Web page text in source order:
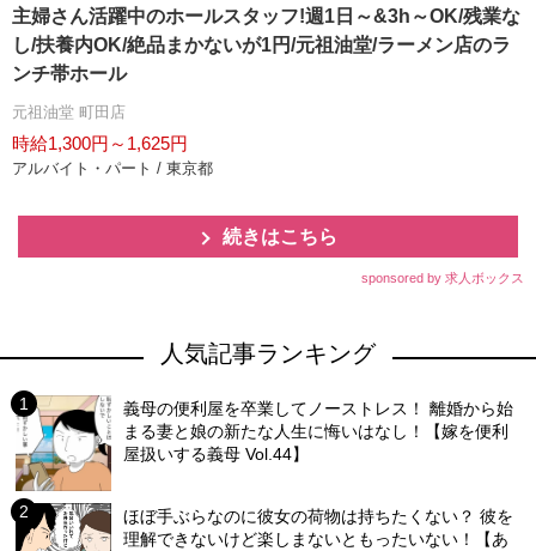
主婦さん活躍中のホールスタッフ!週1日～&3h～OK/残業な
し/扶養内OK/絶品まかないが1円/元祖油堂/ラーメン店のラ
ンチ帯ホール
元祖油堂 町田店
時給1,300円～1,625円
アルバイト・パート / 東京都
続きはこちら
sponsored by 求人ボックス
人気記事ランキング
義母の便利屋を卒業してノーストレス！ 離婚から始
まる妻と娘の新たな人生に悔いはなし！【嫁を便利
屋扱いする義母 Vol.44】
ほぼ手ぶらなのに彼女の荷物は持ちたくない？ 彼を
理解できないけど楽しまないともったいない！【あ